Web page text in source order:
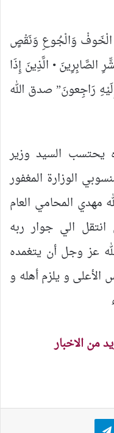
الْخَوفْ وَالْجُوعِ وَنَقْصٍ
الصَّابِرِينَ • الَّذِينَ إِذَا
رَاجِعونَ” صدق الله
يحتسب السيد وزير
الوزارة المغفور
مهدي المحامي العام
انتقل الي جوار ربه
عز وجل أن يتغمده
و يلزم أهله و
من الاخبار
تيلقرام